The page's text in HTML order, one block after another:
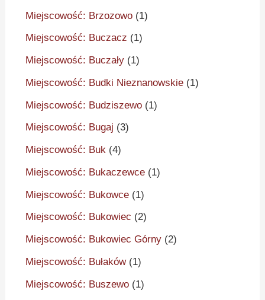
Miejscowość: Brzozowo (1)
Miejscowość: Buczacz (1)
Miejscowość: Buczały (1)
Miejscowość: Budki Nieznanowskie (1)
Miejscowość: Budziszewo (1)
Miejscowość: Bugaj (3)
Miejscowość: Buk (4)
Miejscowość: Bukaczewce (1)
Miejscowość: Bukowce (1)
Miejscowość: Bukowiec (2)
Miejscowość: Bukowiec Górny (2)
Miejscowość: Bułaków(1)
Miejscowość: Buszewo (1)